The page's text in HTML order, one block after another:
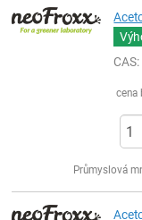
CAS:
cena
Průmyslová